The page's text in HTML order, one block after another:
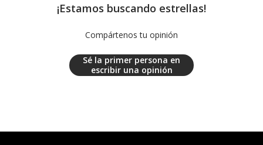
¡Estamos buscando estrellas!
Compártenos tu opinión
Sé la primer persona en
escribir una opinión